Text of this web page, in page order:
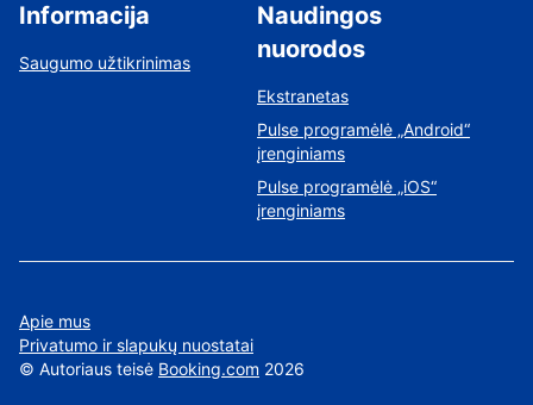
Informacija
Saugumo užtikrinimas
Naudingos
nuorodos
Ekstranetas
Pulse programėlė „Android“
įrenginiams
Pulse programėlė „iOS“
įrenginiams
Apie mus
Privatumo ir slapukų nuostatai
© Autoriaus teisė Booking.com 2026